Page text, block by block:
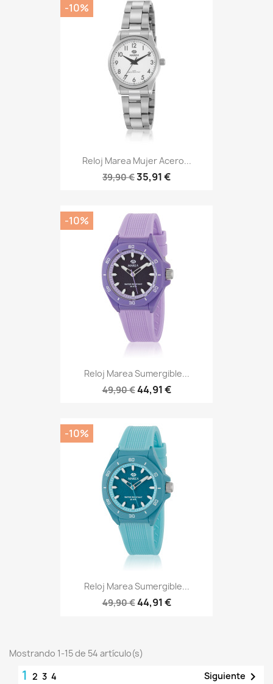
Reloj Marea Mujer Acero...
39,90 €35,91 €
-10%
Reloj Marea Sumergible...
49,90 €44,91 €
-10%
Reloj Marea Sumergible...
49,90 €44,91 €
-10%
Mostrando 1-15 de 54 artículo(s)
1 2 3 4 Siguiente 